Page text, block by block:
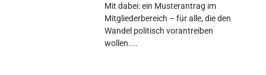
Mit dabei: ein Musterantrag im
Mitgliederbereich – für alle, die den
Wandel politisch vorantreiben
wollen.